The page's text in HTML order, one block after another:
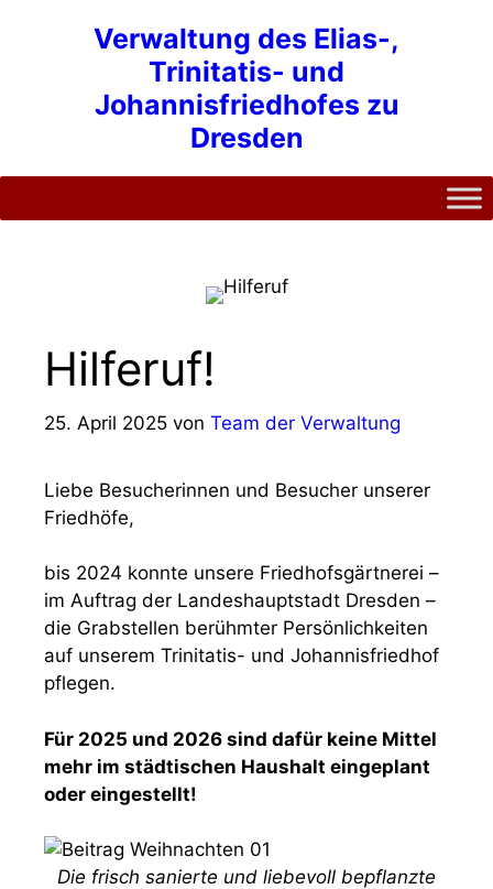
Verwaltung des Elias-,
Trinitatis- und
Johannisfriedhofes zu
Dresden
Hilferuf!
25. April 2025 von Team der Verwaltung
Liebe Besucherinnen und Besucher unserer
Friedhöfe,
bis 2024 konnte unsere Friedhofsgärtnerei –
im Auftrag der Landeshauptstadt Dresden –
die Grabstellen berühmter Persönlichkeiten
auf unserem Trinitatis- und Johannisfriedhof
pflegen.
Für 2025 und 2026 sind dafür keine Mittel
mehr im städtischen Haushalt eingeplant
oder eingestellt!
Die frisch sanierte und liebevoll bepflanzte